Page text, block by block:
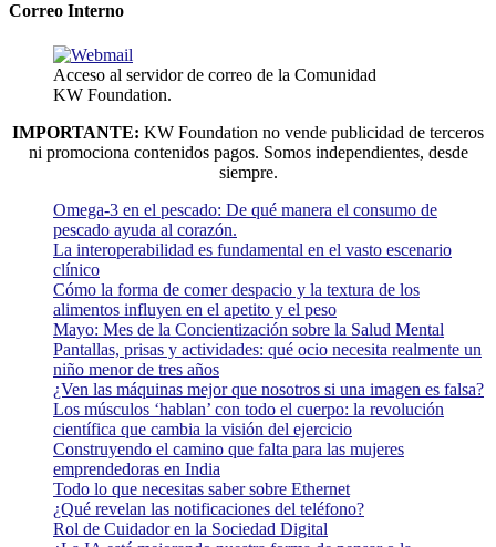
Correo Interno
Acceso al servidor de correo de la Comunidad
KW Foundation.
IMPORTANTE: KW Foundation no vende publicidad de terceros
ni promociona contenidos pagos. Somos independientes, desde
siempre.
Omega-3 en el pescado: De qué manera el consumo de
pescado ayuda al corazón.
La interoperabilidad es fundamental en el vasto escenario
clínico
Cómo la forma de comer despacio y la textura de los
alimentos influyen en el apetito y el peso
Mayo: Mes de la Concientización sobre la Salud Mental
Pantallas, prisas y actividades: qué ocio necesita realmente un
niño menor de tres años
¿Ven las máquinas mejor que nosotros si una imagen es falsa?
Los músculos ‘hablan’ con todo el cuerpo: la revolución
científica que cambia la visión del ejercicio
Construyendo el camino que falta para las mujeres
emprendedoras en India
Todo lo que necesitas saber sobre Ethernet
¿Qué revelan las notificaciones del teléfono?
Rol de Cuidador en la Sociedad Digital